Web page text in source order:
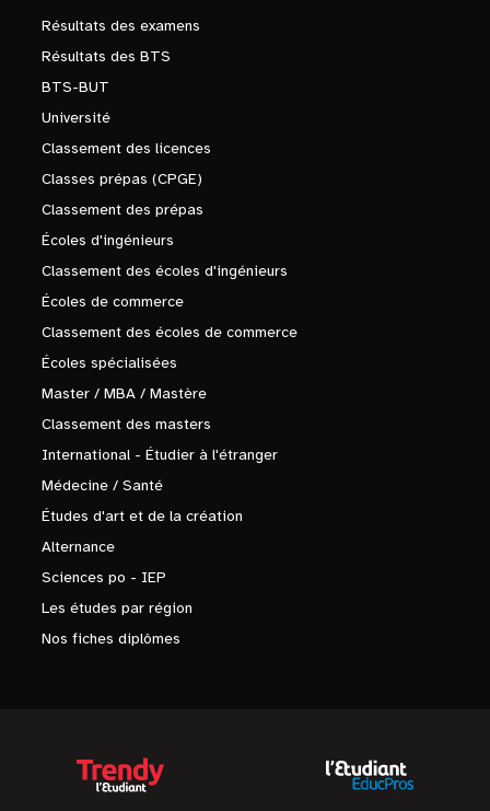
Résultats des examens
Résultats des BTS
BTS-BUT
Université
Classement des licences
Classes prépas (CPGE)
Classement des prépas
Écoles d'ingénieurs
Classement des écoles d'ingénieurs
Écoles de commerce
Classement des écoles de commerce
Écoles spécialisées
Master / MBA / Mastère
Classement des masters
International - Étudier à l'étranger
Médecine / Santé
Études d'art et de la création
Alternance
Sciences po - IEP
Les études par région
Nos fiches diplômes